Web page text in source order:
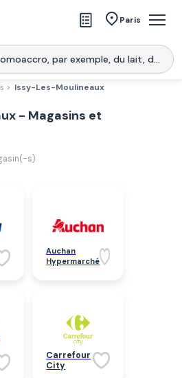
Paris
Télécharger
> Issy-Les-Moulineaux
- Magasins et
s)
Auchan
Hypermarché
Carrefour
City